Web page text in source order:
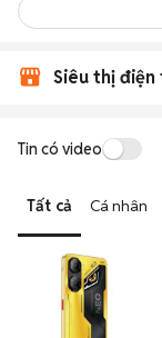
Siêu thị điện
Tin có video
Tất cả Cá nhân